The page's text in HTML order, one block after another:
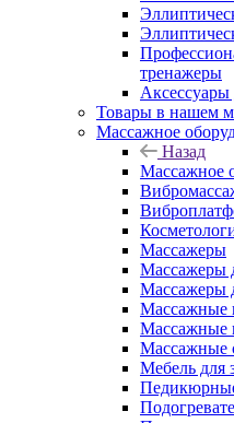
тренажеры
Аксессуары
Товары в нашем
Массажное
Назад
Массажное
Массажеры
Массажеры
Массажеры
Массажные
Массажные
Массажные
Мебель для